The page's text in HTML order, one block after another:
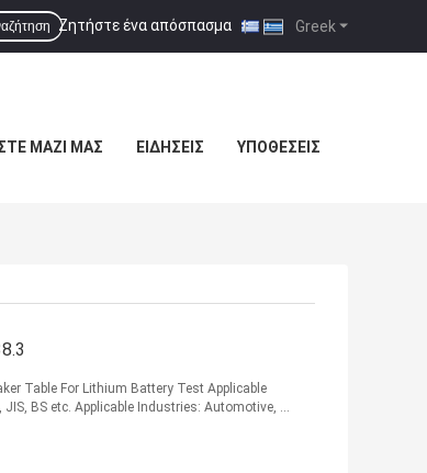
Greek
Ζητήστε ένα απόσπασμα |
ΜΑΖΊ ΜΑΣ ΕΙΔΉΣΕΙΣ ΥΠΟΘΈΣΕΙΣ
Table For Lithium Battery Test Applicable
JIS, BS etc. Applicable Industries: Automotive, ...